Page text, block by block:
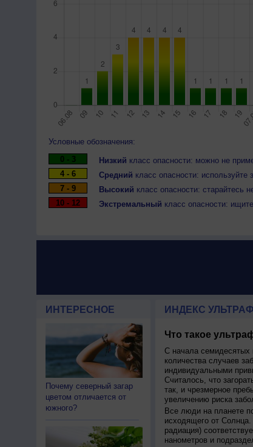
Условные обозначения:
0 - 3
Низкий класс опасности: можно не
4 - 6
Средний класс опасности:
7 - 9
Высокий класс опасности: старайтесь
10 - 12
Экстремальный класс опасности:
ИНТЕРЕСНОЕ
Почему северный загар
цветом отличается от
южного?
ИНДЕКС
Что такое
С начала семидесятых
количества случаев
индивидуальными
Считалось, что
так, и чрезмерное
увеличению риска
Все люди на планете
исходящего от
радиация)
нанометров и